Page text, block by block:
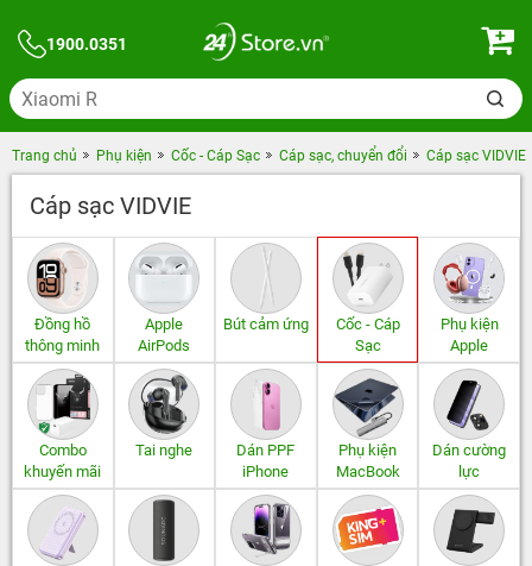
1900.0351
Trang chủ Phụ kiện Cốc - Cáp Sạc Cáp sạc, chuyển đổi Cáp sạc VIDVIE
Cáp sạc VIDVIE
Đồng hồ
thông minh
Apple
AirPods
Bút cảm ứng
Cốc - Cáp
Sạc
Phụ kiện
Apple
Combo
khuyến mãi
Tai nghe
Dán PPF
iPhone
Phụ kiện
MacBook
Dán cường
lực